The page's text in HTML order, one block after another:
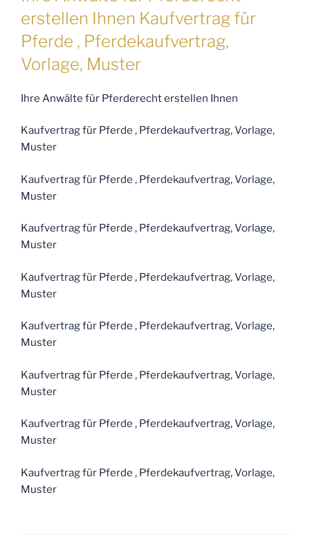
erstellen Ihnen Kaufvertrag für
Pferde , Pferdekaufvertrag,
Vorlage, Muster
Ihre Anwälte für Pferderecht erstellen Ihnen
Kaufvertrag für Pferde , Pferdekaufvertrag, Vorlage,
Muster
Kaufvertrag für Pferde , Pferdekaufvertrag, Vorlage,
Muster
Kaufvertrag für Pferde , Pferdekaufvertrag, Vorlage,
Muster
Kaufvertrag für Pferde , Pferdekaufvertrag, Vorlage,
Muster
Kaufvertrag für Pferde , Pferdekaufvertrag, Vorlage,
Muster
Kaufvertrag für Pferde , Pferdekaufvertrag, Vorlage,
Muster
Kaufvertrag für Pferde , Pferdekaufvertrag, Vorlage,
Muster
Kaufvertrag für Pferde , Pferdekaufvertrag, Vorlage,
Muster